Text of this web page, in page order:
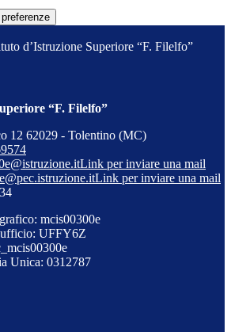
d’Istruzione Superiore “F. Filelfo”
“F. Filelfo”
12 62029 - Tolentino (MC)
Link per inviare una mail
Link per inviare una mail
mcis00300e
UFFY6Z
Unica: 0312787